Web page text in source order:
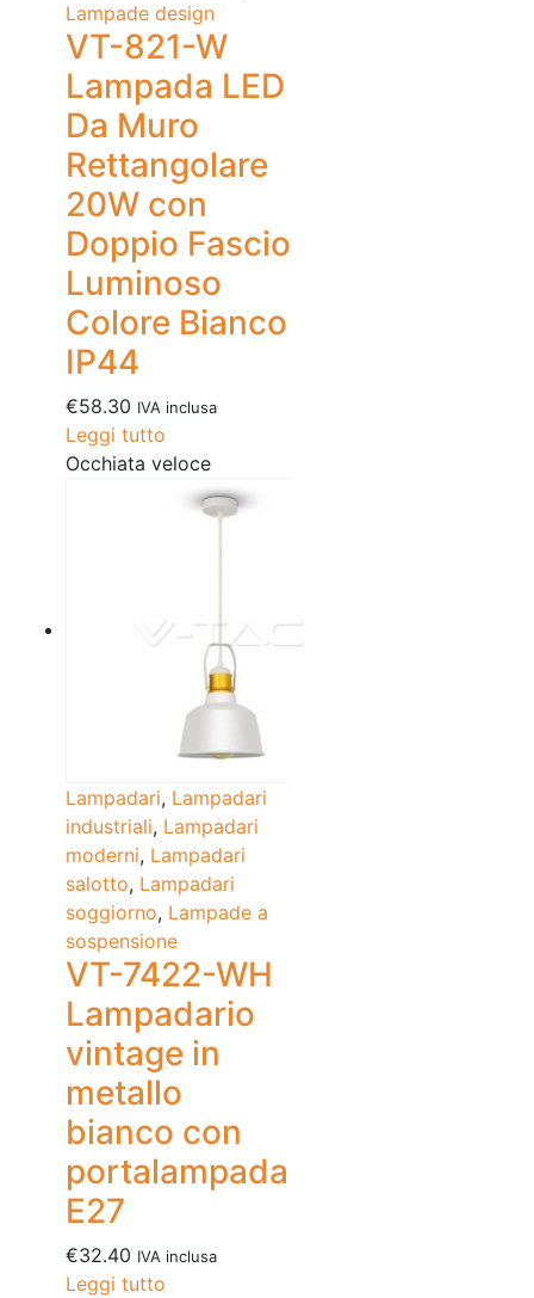
Lampade design
VT-821-W
Lampada LED
Da Muro
Rettangolare
20W con
Doppio Fascio
Luminoso
Colore Bianco
IP44
€58.30 IVA inclusa
Leggi tutto
Occhiata veloce
Lampadari, Lampadari
industriali, Lampadari
moderni, Lampadari
salotto, Lampadari
soggiorno, Lampade a
sospensione
VT-7422-WH
Lampadario
vintage in
metallo
bianco con
portalampada
E27
€32.40 IVA inclusa
Leggi tutto